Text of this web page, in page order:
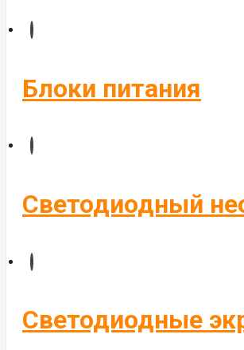
Блоки питания
Светодиодный
Светодиодные